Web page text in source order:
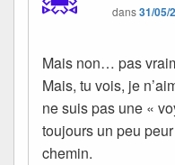
dans31/05/
Mais non… pas
Mais, tu vois, je
ne suis pas une «
toujours un peu
chemin.